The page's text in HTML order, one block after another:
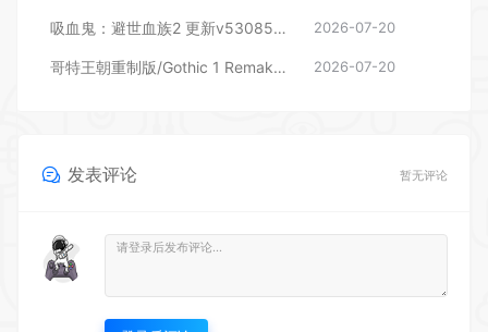
吸血鬼：避世血族2 更新v53085—更新花与火 DLC 2026-07-20
哥特王朝重制版/Gothic 1 Remake （更新v169686） 2026-07-20
发表评论 暂无评论